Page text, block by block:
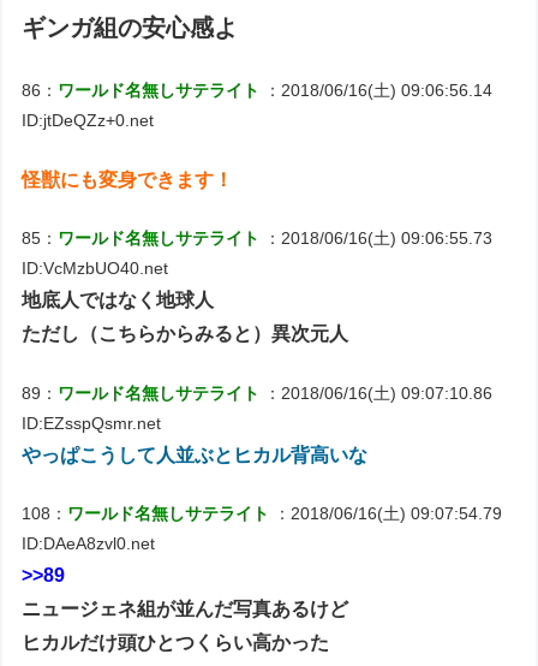
ギンガ組の安心感よ
86： ワールド名無しサテライト
：2018/06/16(土) 09:06:56.14
ID:jtDeQZz+0.net
怪獣にも変身できます！
85： ワールド名無しサテライト
：2018/06/16(土) 09:06:55.73
ID:VcMzbUO40.net
地底人ではなく地球人
ただし（こちらからみると）異次元人
89： ワールド名無しサテライト
：2018/06/16(土) 09:07:10.86
ID:EZsspQsmr.net
やっぱこうして人並ぶとヒカル背高いな
108： ワールド名無しサテライト
：2018/06/16(土) 09:07:54.79
ID:DAeA8zvl0.net
>>89
ニュージェネ組が並んだ写真あるけど
ヒカルだけ頭ひとつくらい高かった